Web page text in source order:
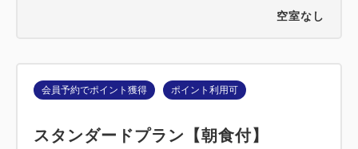
空室なし
会員予約でポイント獲得 ポイント利用可
スタンダードプラン【朝食付】